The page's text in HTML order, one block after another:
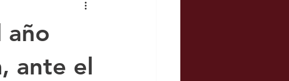
año
ante el